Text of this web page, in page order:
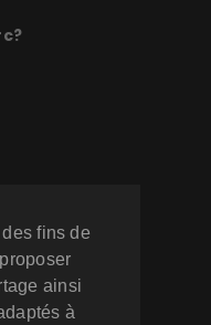
fins de
ainsi
à